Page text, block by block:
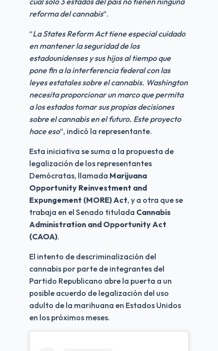
reforma del cannabis“.
“La States Reform Act tiene especial cuidado
en mantener la seguridad de los
estadounidenses y sus hijos al tiempo que
pone fin a la interferencia federal con las
leyes estatales sobre el cannabis. Washington
necesita proporcionar un marco que permita
a los estados tomar sus propias decisiones
sobre el cannabis en el futuro. Este proyecto
hace eso“, indicó la representante.
Esta iniciativa se suma a la propuesta de
legalización de los representantes
Demócratas, llamada Marijuana
Opportunity Reinvestment and
Expungement (MORE) Act, y a otra que se
trabaja en el Senado titulada Cannabis
Administration and Opportunity Act
(CAOA).
El intento de descriminalización del
cannabis por parte de integrantes del
Partido Republicano abre la puerta a un
posible acuerdo de legalización del uso
adulto de la marihuana en Estados Unidos
en los próximos meses.